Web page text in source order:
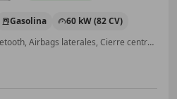
Gasolina
60 kW (82 CV)
Aire Acondicionado, Isofix, Bluetooth, Airbags laterales, Cierre centralizado, ESP